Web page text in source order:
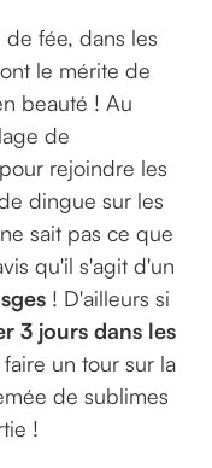
fée, dans les
le mérite de
beauté ! Au
de
rejoindre les
dingue sur les
sait pas ce que
qu'il s'agit d'un
! D'ailleurs si
3 jours dans les
un tour sur la
de sublimes
!